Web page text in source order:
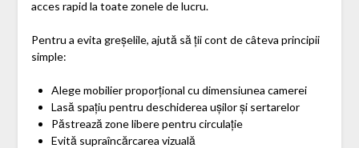
acces rapid la toate zonele de lucru.
Pentru a evita greșelile, ajută să ții cont de câteva principii
simple:
Alege mobilier proporțional cu dimensiunea camerei
Lasă spațiu pentru deschiderea ușilor și sertarelor
Păstrează zone libere pentru circulație
Evită supraîncărcarea vizuală